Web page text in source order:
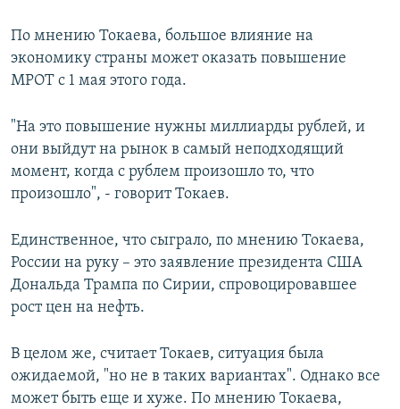
По мнению Токаева, большое влияние на
экономику страны может оказать повышение
МРОТ с 1 мая этого года.
"На это повышение нужны миллиарды рублей, и
они выйдут на рынок в самый неподходящий
момент, когда с рублем произошло то, что
произошло", - говорит Токаев.
Единственное, что сыграло, по мнению Токаева,
России на руку – это заявление президента США
Дональда Трампа по Сирии, спровоцировавшее
рост цен на нефть.
В целом же, считает Токаев, ситуация была
ожидаемой, "но не в таких вариантах". Однако все
может быть еще и хуже. По мнению Токаева,